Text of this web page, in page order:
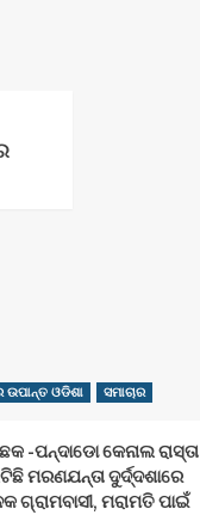
ଉପାନ୍ତ ଓଡିଶା ସମାଚାର
-ପନ୍ଦାଡୋ କେନାଲ ରାସ୍ତା
ମରଣଯନ୍ତା ଦୁର୍ଦ୍ଦଶାରେ
ଗ୍ରାମବାସୀ, ମରାମତି ପାଇଁ